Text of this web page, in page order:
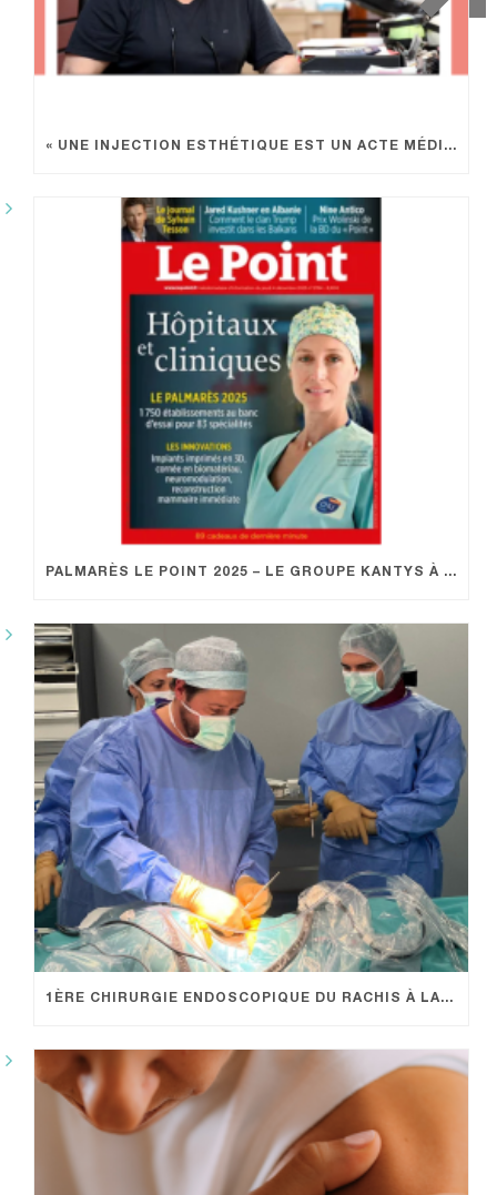
« UNE INJECTION ESTHÉTIQUE EST UN ACTE MÉDICAL »
PALMARÈS LE POINT 2025 – LE GROUPE KANTYS À L’HONNEUR
1ÈRE CHIRURGIE ENDOSCOPIQUE DU RACHIS À LA POLYCLINIQUE SAINT GEORGE : UN NOUVELLE OFFRE DE SOIN PROMETTEUSE POUR LES PATIENTS !